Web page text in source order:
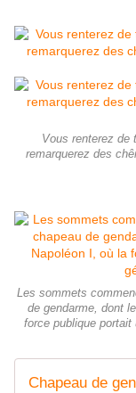
Vous renterez de
remarquerez des
Les sommets
de gendarme, dont
force publique portait